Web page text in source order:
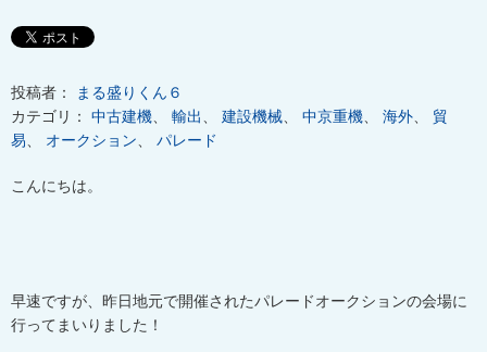
投稿者：
まる盛りくん６
カテゴリ： 中古建機 輸出 建設機械 中京重機 海外
貿
易
オークション パレード
こんにちは。
早速ですが、昨日地元で開催されたパレードオークションの会場に
行ってまいりました！